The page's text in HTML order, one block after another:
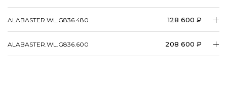
ALABASTER.​​WL.​​G836.480 128 600 ₽
ALABASTER.​​WL.​​G836.600 208 600 ₽